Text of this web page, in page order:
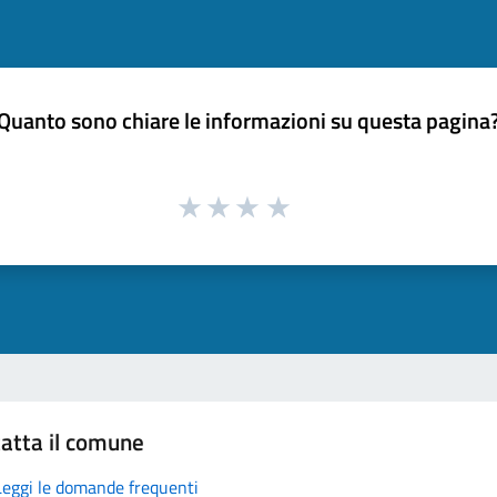
sono chiare le informazioni su questa
il comune
le domande frequenti